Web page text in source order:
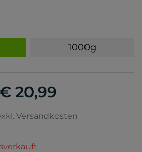
1000g
€ 20,99
Versandkosten